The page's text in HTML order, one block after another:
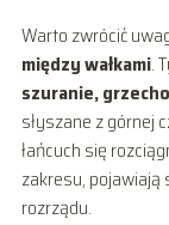
Warto zwrócić
między wałkami.
szuranie,
słyszane z górnej
łańcuch się
zakresu, pojawiają
rozrządu.